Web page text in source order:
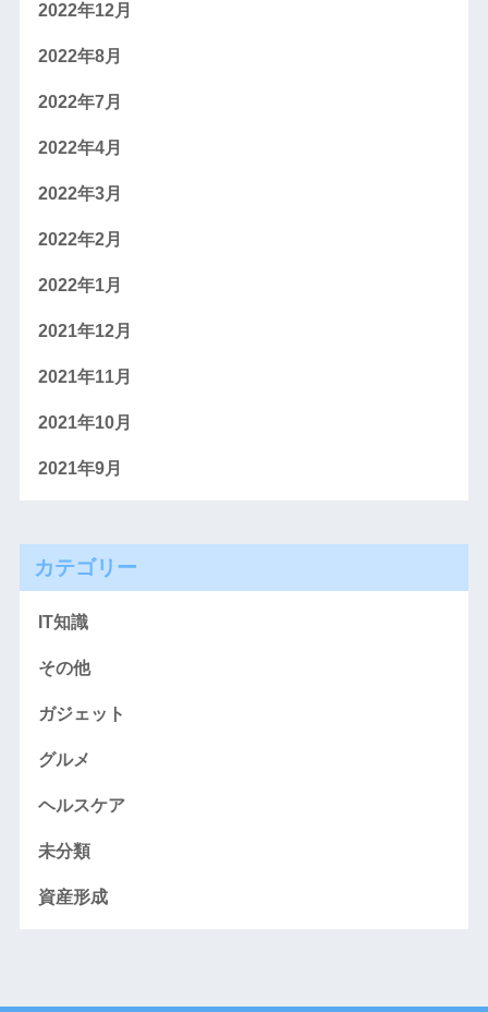
2022年12月
2022年8月
2022年7月
2022年4月
2022年3月
2022年2月
2022年1月
2021年12月
2021年11月
2021年10月
2021年9月
カテゴリー
IT知識
その他
ガジェット
グルメ
ヘルスケア
未分類
資産形成